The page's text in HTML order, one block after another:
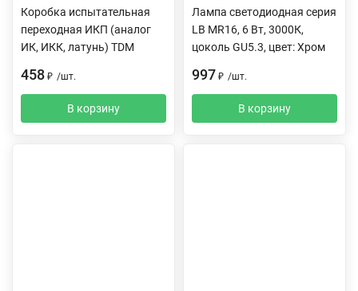
Коробка испытательная
переходная ИКП (аналог
ИК, ИКК, латунь) TDM
458 ₽ /шт.
В корзину
Лампа светодиодная серия
LB MR16, 6 Вт, 3000К,
цоколь GU5.3, цвет: Хром
997 ₽ /шт.
В корзину